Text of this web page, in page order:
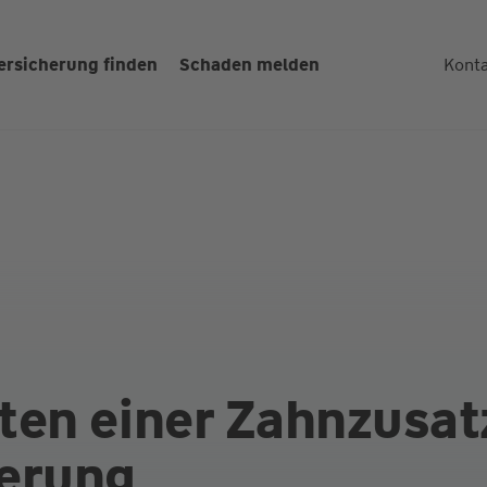
finden Schaden melden
einer
Kompakt
ZahnSchutz Komfort